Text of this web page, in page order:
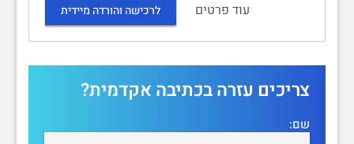
עוד פרטים
לרכישה והורדה מיידית
צריכים עזרה בכתיבה אקדמית?
שם: